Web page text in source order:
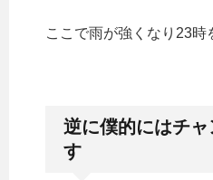
ここで雨が強くなり23時
逆に僕的にはチャ
す